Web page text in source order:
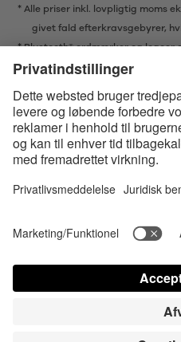
* Alle priser inkl. lovpligtig moms
givet fald efterkravsgebyrer,
* Bluetooth® ordmærker og
Bluetooth SIG, Inc. og enhver brug
Apple, Apple logoet og Apple
Google Play og Google Play-
Contact us